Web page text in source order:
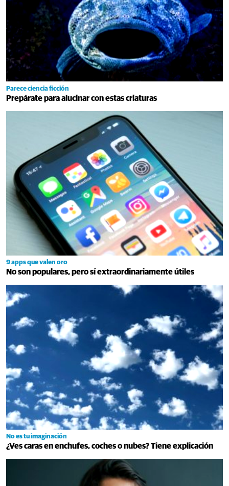
Parece ciencia ficción
Prepárate para alucinar con estas criaturas
9 apps que valen oro
No son populares, pero sí extraordinariamente útiles
No es tu imaginación
¿Ves caras en enchufes, coches o nubes? Tiene explicación